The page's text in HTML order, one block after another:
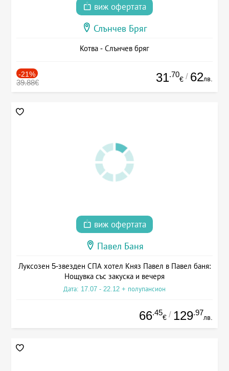
виж офертата
Слънчев Бряг
Котва - Слънчев бряг
-21%
39.88€ 31.70
€ / 62лв.
виж офертата
Павел Баня
Луксозен 5-звезден СПА хотел Княз Павел в Павел баня:
Нощувка със закуска и вечеря
Дата: 17.07 - 22.12 + полупансион
66.45
€ / 129.97
лв.